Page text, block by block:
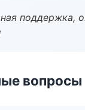
поддержка,
вопросы